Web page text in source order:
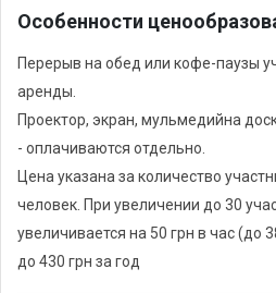
Особенности
Перерыв на обед или кофе-паузы
аренды.
Проектор, экран, мульмедийна
- оплачиваются отдельно.
Цена указана за количество
человек. При увеличении до 30
увеличивается на 50 грн в час (до
до 430 грн за год